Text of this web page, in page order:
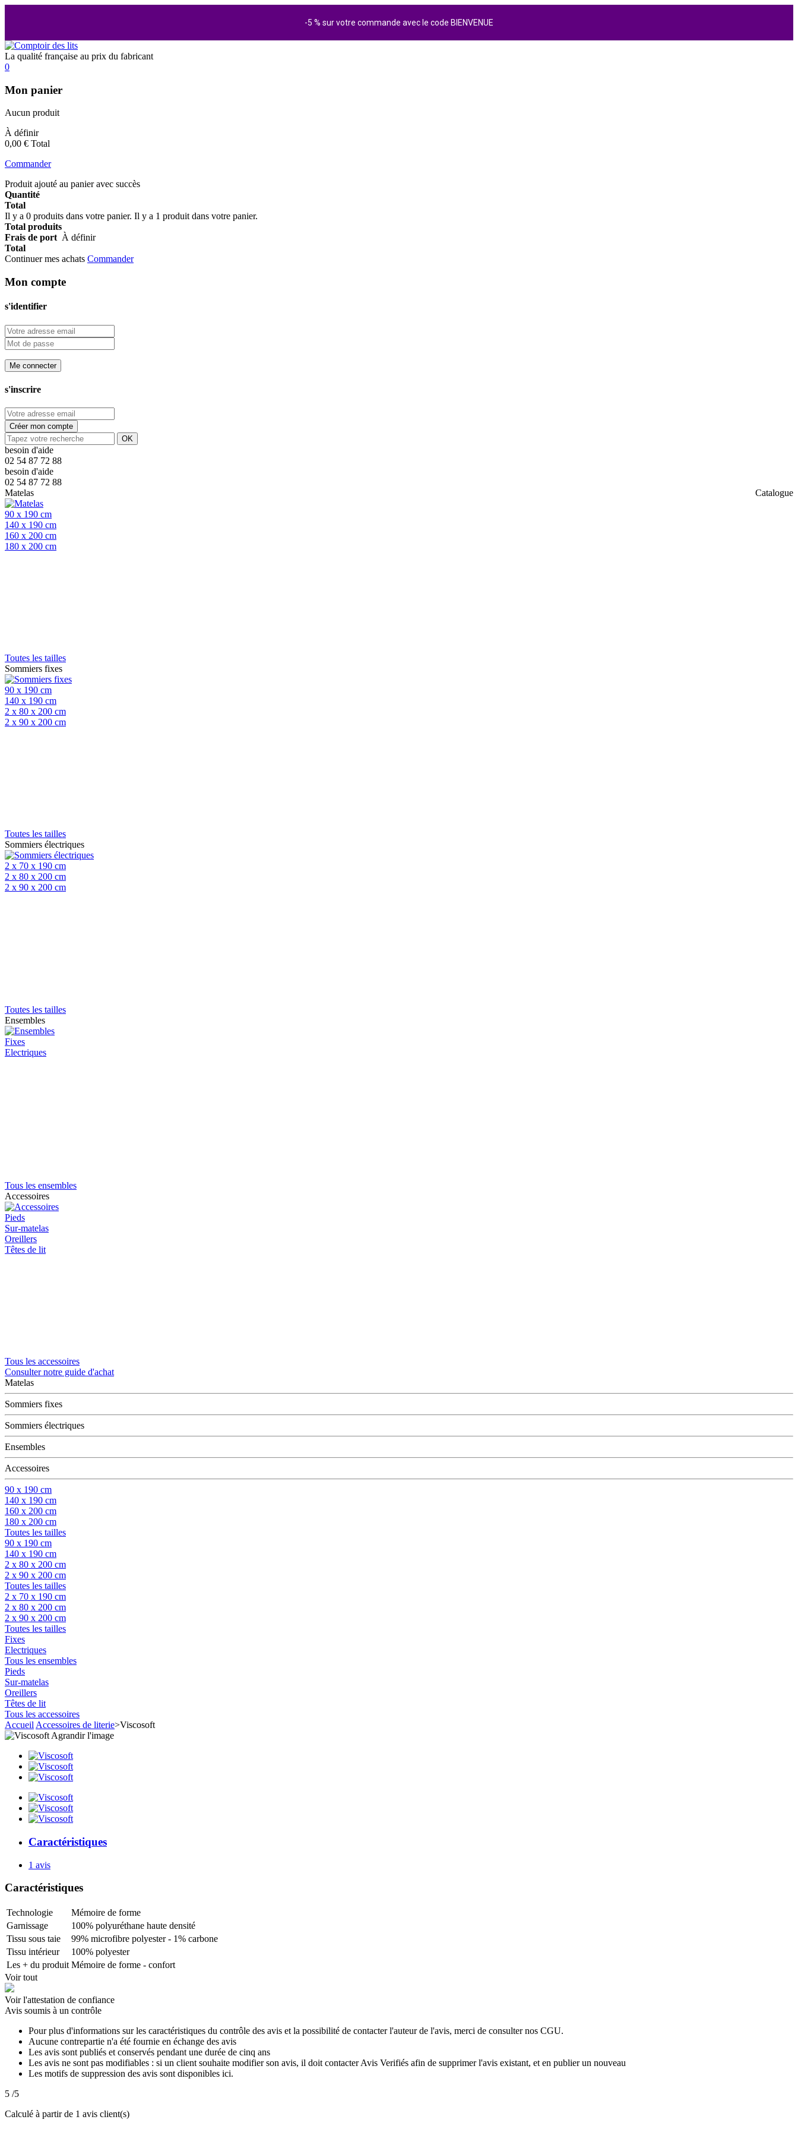
-5 % sur votre commande avec le code BIENVENUE
La qualité française au prix du fabricant
0
Mon panier
Aucun produit
À définir
0,00 € Total
Commander
Produit ajouté au panier avec succès
Quantité
Total
Il y a 0 produits dans votre panier. Il y a 1 produit dans votre panier.
Total produits
Frais de port À définir
Total
Continuer mes achats Commander
Mon compte
s'identifier
Me connecter
s'inscrire
Créer mon compte
OK
besoin d'aide
02 54 87 72 88
besoin d'aide
02 54 87 72 88
Catalogue
Matelas
90 x 190 cm
140 x 190 cm
160 x 200 cm
180 x 200 cm
Toutes les tailles
Sommiers fixes
90 x 190 cm
140 x 190 cm
2 x 80 x 200 cm
2 x 90 x 200 cm
Toutes les tailles
Sommiers électriques
2 x 70 x 190 cm
2 x 80 x 200 cm
2 x 90 x 200 cm
Toutes les tailles
Ensembles
Fixes
Electriques
Tous les ensembles
Accessoires
Pieds
Sur-matelas
Oreillers
Têtes de lit
Tous les accessoires
Consulter notre guide d'achat
Matelas
Sommiers fixes
Sommiers électriques
Ensembles
Accessoires
90 x 190 cm
140 x 190 cm
160 x 200 cm
180 x 200 cm
Toutes les tailles
90 x 190 cm
140 x 190 cm
2 x 80 x 200 cm
2 x 90 x 200 cm
Toutes les tailles
2 x 70 x 190 cm
2 x 80 x 200 cm
2 x 90 x 200 cm
Toutes les tailles
Fixes
Electriques
Tous les ensembles
Pieds
Sur-matelas
Oreillers
Têtes de lit
Tous les accessoires
Accueil Accessoires de literie>Viscosoft
Agrandir l'image
Caractéristiques
1 avis
Caractéristiques
Technologie
Mémoire de forme
Garnissage
100% polyuréthane haute densité
Tissu sous taie
99% microfibre polyester - 1% carbone
Tissu intérieur
100% polyester
Les + du produit Mémoire de forme - confort
Voir tout
Voir l'attestation de confiance
Avis soumis à un contrôle
Pour plus d'informations sur les caractéristiques du contrôle des avis et la possibilité de contacter l'auteur de l'avis, merci de consulter nos CGU.
Aucune contrepartie n'a été fournie en échange des avis
Les avis sont publiés et conservés pendant une durée de cinq ans
Les avis ne sont pas modifiables : si un client souhaite modifier son avis, il doit contacter Avis Verifiés afin de supprimer l'avis existant, et en publier un nouveau
Les motifs de suppression des avis sont disponibles ici.
5 /5
Calculé à partir de 1 avis client(s)